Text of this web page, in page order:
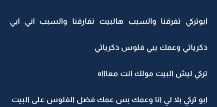
ابوتركي تفرقنا والسبب هالبيت تفارقنا والسبب اني ابي
ذكرياتي وعمك يبي فلوس ذكرياتي
تركي ليش البيت مولك انت معاااه
ابو تركي بلا لي انا وعمك بس عمك فضل الفلوس على البيت